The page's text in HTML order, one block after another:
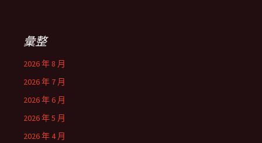
彙整
2026 年 8 月
2026 年 7 月
2026 年 6 月
2026 年 5 月
2026 年 4 月